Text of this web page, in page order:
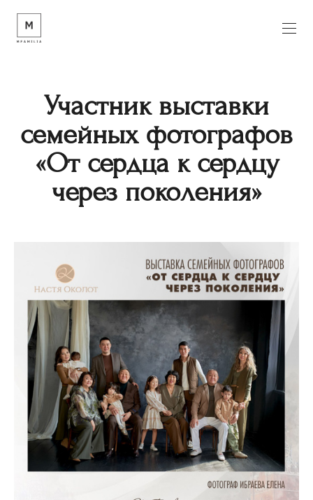
Участник выставки
семейных фотографов
«От сердца к сердцу
через поколения»